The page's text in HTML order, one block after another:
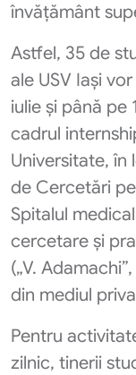
învățământ
Astfel, 35 de
ale USV Iași
iulie și până pe
cadrul
Universitate,
de Cercetări
Spitalul
cercetare și
(„V.
din mediul
Pentru
zilnic, tinerii